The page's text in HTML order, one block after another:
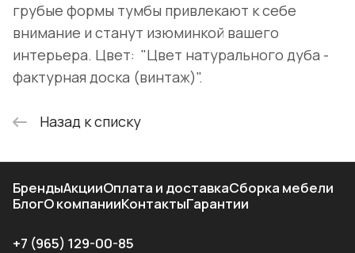
грубые формы тумбы привлекают к себе
внимание и станут изюминкой вашего
интерьера. Цвет: "Цвет натурального дуба -
фактурная доска (винтаж)".
Назад к списку
БрендыАкцииОплата и доставкаСборка мебели
БлогО компанииКонтактыГарантии
+7 (965) 129-00-85